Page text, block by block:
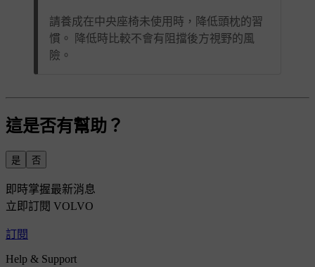
請養成在中央座椅未使用時，降低頭枕的習
慣。 降低時比較不會有阻擋後方視野的風
險。
這是否有幫助？
是 否